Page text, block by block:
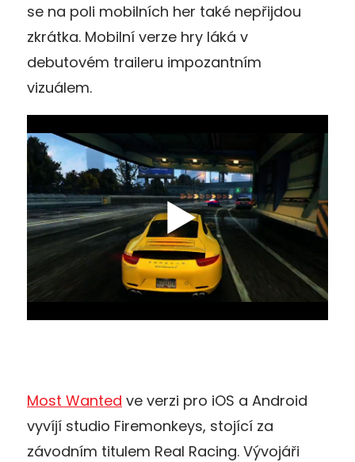
se na poli mobilních her také nepřijdou
zkrátka. Mobilní verze hry láká v
debutovém traileru impozantním
vizuálem.
Most Wanted ve verzi pro iOS a Android
vyvíjí studio Firemonkeys, stojící za
závodním titulem Real Racing. Vývojáři